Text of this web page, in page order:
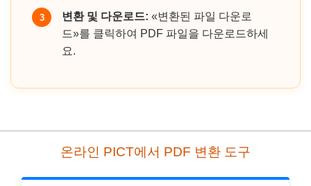
3 변환 및 다운로드: «변환된 파일 다운로
드»를 클릭하여 PDF 파일을 다운로드하세
요.
온라인 PICT에서 PDF 변환 도구